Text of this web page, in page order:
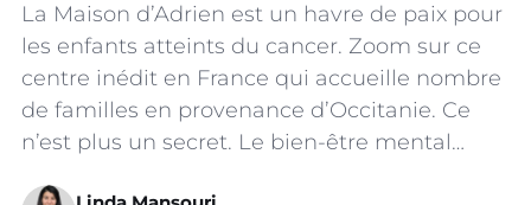
La Maison d’Adrien est un havre de paix pour
les enfants atteints du cancer. Zoom sur ce
centre inédit en France qui accueille nombre
de familles en provenance d’Occitanie. Ce
n’est plus un secret. Le bien-être mental…